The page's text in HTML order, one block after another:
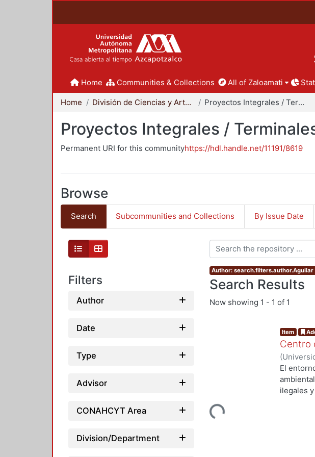
Home Communities & Collections All of Zaloamati
Home División de Ciencias y Artes para el Diseño Proyectos Integrales / Terminales - Licenciatura
Proyectos Integrales /
Permanent URI for this communityhttps://hdl.handle.net/11191/8619
Browse
Search Subcommunities and Collections By Issue Date
Filters
Author
Date
Type
Advisor
CONAHCYT Area
Division/Department
Author: search.filters.author.Aguilar
Search Results
Now showing 1 - 1 of 1
Loading...
Item
Centro
(
de
Carlos
El
ilegales